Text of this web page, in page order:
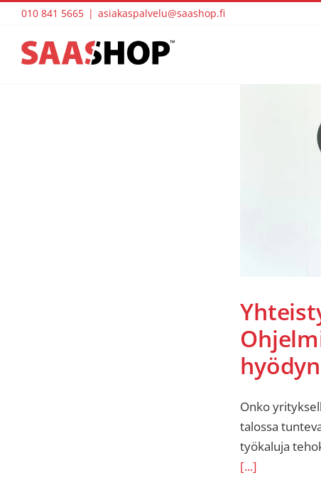
Skip
content
010 841 5665 | asiakaspalvelu@saashop.fi
Onko
talossa
työkaluja
[...]